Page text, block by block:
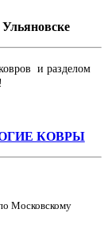
Ульяновске
и разделом
КОВРЫ
Московскому